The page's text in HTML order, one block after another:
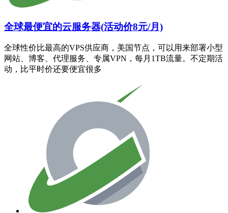
全球最便宜的云服务器(活动价8元/月)
全球性价比最高的VPS供应商，美国节点，可以用来部署小型
网站、博客、代理服务、专属VPN，每月1TB流量。不定期活
动，比平时价还要便宜很多